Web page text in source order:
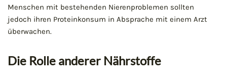
Menschen mit bestehenden Nierenproblemen sollten
jedoch ihren Proteinkonsum in Absprache mit einem Arzt
überwachen.
Die Rolle anderer Nährstoffe